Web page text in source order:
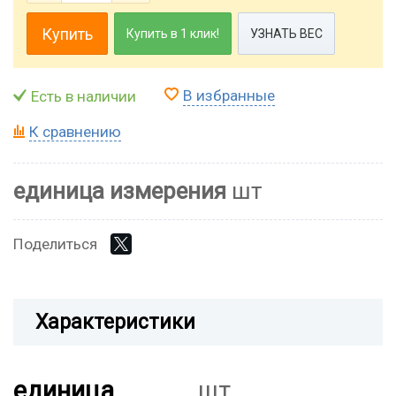
Купить Купить в 1 клик! УЗНАТЬ ВЕС
Есть в наличии В избранные
К сравнению
единица измерения шт
Поделиться
Характеристики